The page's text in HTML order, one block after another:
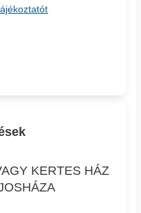
KERTES HÁZ